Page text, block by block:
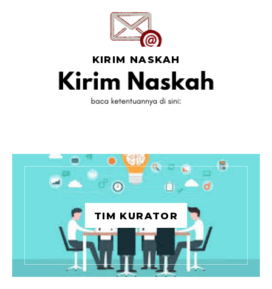
KIRIM NASKAH
TIM KURATOR